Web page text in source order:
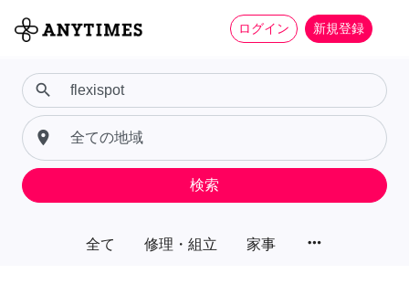
ログイン 新規登録
全て 修理・組立 家事 more_horiz
search
place
検索